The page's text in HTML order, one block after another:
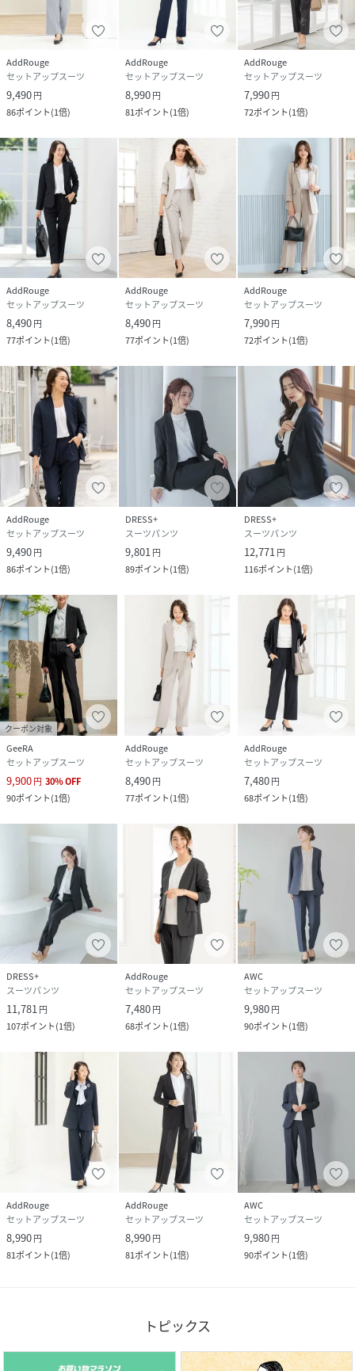
【パンツ】
表地：ポリエステル95%、ポリウレタン5％
※パンツは裏地なし
サイズ
5号、7号、9号、11号、13号、13号ABR、15号
ABR、17号ABR、19号ABR、21号ABR、23号
ABR
洗濯処理ができる（ネット使用）
・漂白処理はできない
・洗濯処理後のタンブル乾燥処理はできない
・日陰でのつり干し乾燥が良い
・底面温度150℃を限度としてアイロン仕上げ処
理ができる（当て布使用）
・石油系溶剤による弱いドライクリーニングが
できる
・非常に弱いウェットクリーニング処理ができ
る
品番
NA2310_b5065
b5065-018-005 NA2310
AddRouge
セットアップスーツ
9,490円
86ポイント(1倍)
AddRouge
セットアップスーツ
8,990円
81ポイント(1倍)
AddRouge
セットアップスーツ
7,990円
72ポイント(1倍)
AddRouge
セットアップスーツ
8,490円
77ポイント(1倍)
AddRouge
セットアップスーツ
8,490円
77ポイント(1倍)
AddRouge
セットアップスーツ
7,990円
72ポイント(1倍)
AddRouge
セットアップスーツ
9,490円
86ポイント(1倍)
DRESS+
スーツパンツ
9,801円
89ポイント(1倍)
DRESS+
スーツパンツ
12,771円
116ポイント(1倍)
クーポン対象
GeeRA
セットアップスーツ
9,900円 30%OFF
90ポイント(1倍)
AddRouge
セットアップスーツ
8,490円
77ポイント(1倍)
AddRouge
セットアップスーツ
7,480円
68ポイント(1倍)
DRESS+
スーツパンツ
11,781円
107ポイント(1倍)
AddRouge
セットアップスーツ
7,480円
68ポイント(1倍)
AWC
セットアップスーツ
9,980円
90ポイント(1倍)
AddRouge
セットアップスーツ
8,990円
81ポイント(1倍)
AddRouge
セットアップスーツ
8,990円
81ポイント(1倍)
AWC
セットアップスーツ
9,980円
90ポイント(1倍)
トピックス